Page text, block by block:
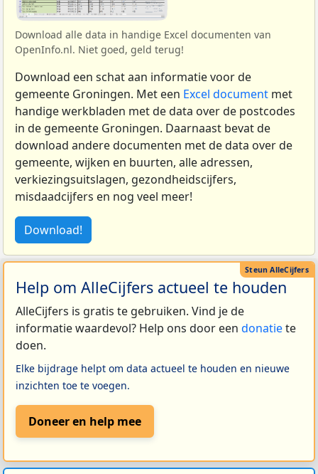
Download alle data in handige Excel documenten van
OpenInfo.nl. Niet goed, geld terug!
Download een schat aan informatie voor de
gemeente Groningen. Met een Excel document met
handige werkbladen met de data over de postcodes
in de gemeente Groningen. Daarnaast bevat de
download andere documenten met de data over de
gemeente, wijken en buurten, alle adressen,
verkiezingsuitslagen, gezondheidscijfers,
misdaadcijfers en nog veel meer!
Download!
Help om AlleCijfers actueel te houden
AlleCijfers is gratis te gebruiken. Vind je de
informatie waardevol? Help ons door een donatiete
doen.
Elke bijdrage helpt om data actueel te houden en nieuwe
inzichten toe te voegen.
Doneer en help mee